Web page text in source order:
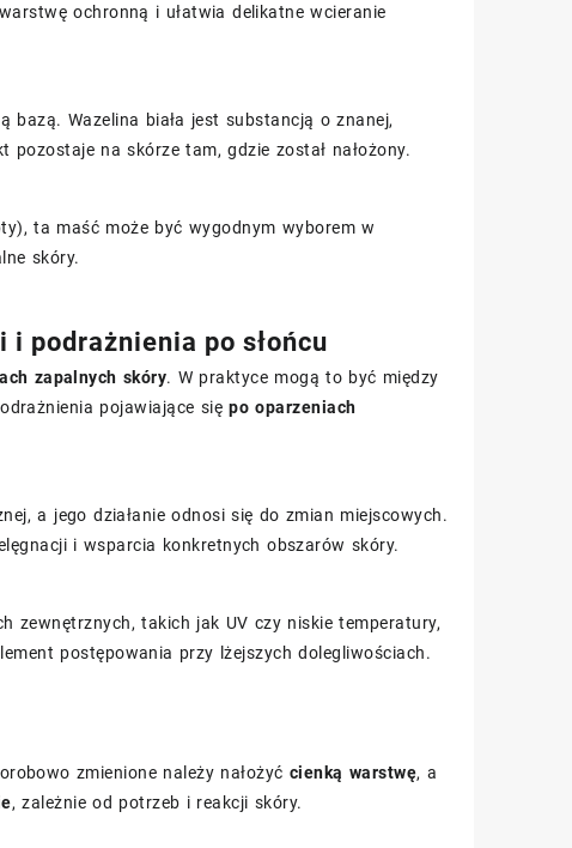
ochronną i ułatwia delikatne wcieranie
bazą. Wazelina biała jest substancją o znanej,
na skórze tam, gdzie został nałożony.
ta maść może być wygodnym wyborem w
skóry.
podrażnienia po słońcu
zapalnych skóry. W praktyce mogą to być między
pojawiające siępo oparzeniach
a jego działanie odnosi się do zmian miejscowych.
i wsparcia konkretnych obszarów skóry.
zewnętrznych, takich jak UV czy niskie temperatury,
postępowania przy lżejszych dolegliwościach.
zmienione należy nałożyć cienką warstwę, a
, zależnie od potrzeb i reakcji skóry.